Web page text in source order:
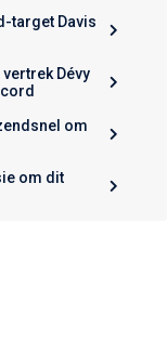
target Davis
Dévy
om
om dit